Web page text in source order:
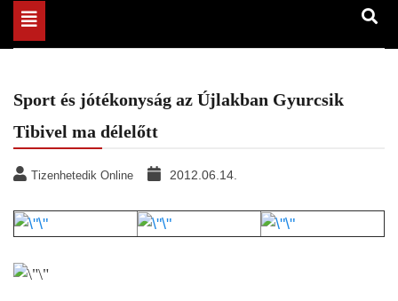
Toggle
navigation
Sport és jótékonyság az Újlakban Gyurcsik
Tibivel ma délelőtt
Tizenhetedik Online 2012.06.14.